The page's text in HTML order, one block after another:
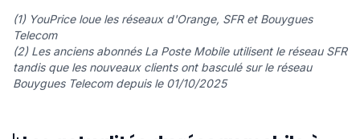
(1) YouPrice loue les réseaux d'Orange, SFR et Bouygues
Telecom
(2) Les anciens abonnés La Poste Mobile utilisent le réseau SFR
tandis que les nouveaux clients ont basculé sur le réseau
Bouygues Telecom depuis le 01/10/2025